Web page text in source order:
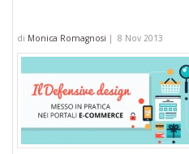
di Monica Romagnosi | 8 Nov 2013